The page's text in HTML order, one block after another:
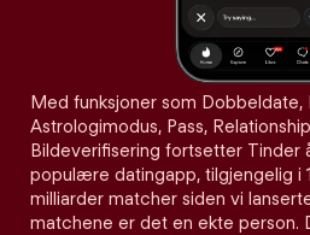
Med funksjoner som Dobbeldate,
Astrologimodus, Pass,
Bildeverifisering fortsetter
populære datingapp, tilgjengelig i
milliarder matcher siden vi
matchene er det en ekte person.